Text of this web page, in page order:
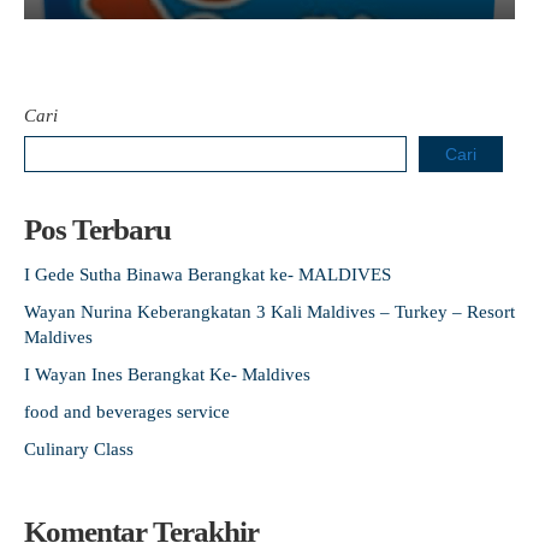
Cari
Cari
Pos Terbaru
I Gede Sutha Binawa Berangkat ke- MALDIVES
Wayan Nurina Keberangkatan 3 Kali Maldives – Turkey – Resort
Maldives
I Wayan Ines Berangkat Ke- Maldives
food and beverages service
Culinary Class
Komentar Terakhir